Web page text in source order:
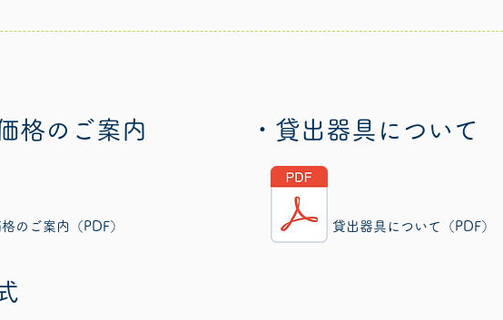
格のご案内 ・貸出器具について
のご案内（PDF） 貸出器具について（PDF）